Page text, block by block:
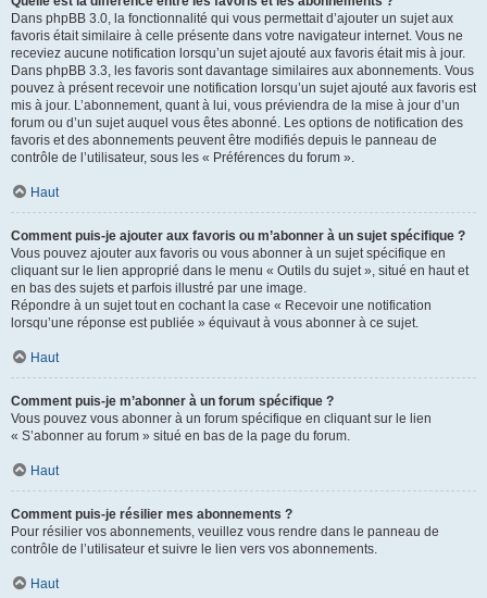
Dans phpBB 3.0, la fonctionnalité qui vous permettait d’ajouter un sujet aux
favoris était similaire à celle présente dans votre navigateur internet. Vous ne
receviez aucune notification lorsqu’un sujet ajouté aux favoris était mis à jour.
Dans phpBB 3.3, les favoris sont davantage similaires aux abonnements. Vous
pouvez à présent recevoir une notification lorsqu’un sujet ajouté aux favoris est
mis à jour. L’abonnement, quant à lui, vous préviendra de la mise à jour d’un
forum ou d’un sujet auquel vous êtes abonné. Les options de notification des
favoris et des abonnements peuvent être modifiés depuis le panneau de
contrôle de l’utilisateur, sous les « Préférences du forum ».
Haut
Comment puis-je ajouter aux favoris ou m’abonner à un sujet spécifique ?
Vous pouvez ajouter aux favoris ou vous abonner à un sujet spécifique en
cliquant sur le lien approprié dans le menu « Outils du sujet », situé en haut et
en bas des sujets et parfois illustré par une image.
Répondre à un sujet tout en cochant la case « Recevoir une notification
lorsqu’une réponse est publiée » équivaut à vous abonner à ce sujet.
Haut
Comment puis-je m’abonner à un forum spécifique ?
Vous pouvez vous abonner à un forum spécifique en cliquant sur le lien
« S’abonner au forum » situé en bas de la page du forum.
Haut
Comment puis-je résilier mes abonnements ?
Pour résilier vos abonnements, veuillez vous rendre dans le panneau de
contrôle de l’utilisateur et suivre le lien vers vos abonnements.
Haut